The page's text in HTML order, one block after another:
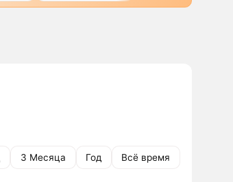
3 Месяца Год Всё время